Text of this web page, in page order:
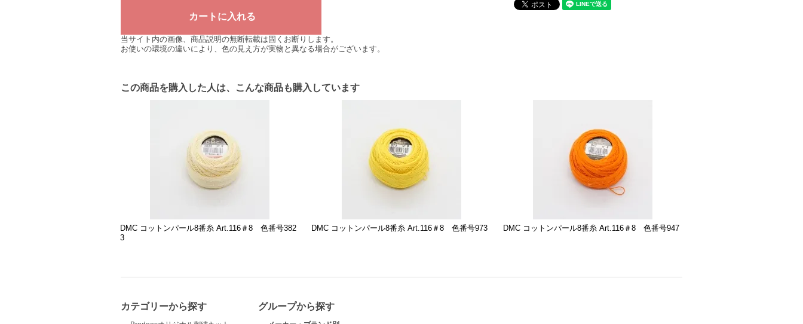
当サイト内の画像、商品説明の無断転載は固くお断りします。
お使いの環境の違いにより、色の見え方が実物と異なる場合がございます。
この商品を購入した人は、こんな商品も購入しています
DMC コットンパール8番糸 Art.116＃8 色番号382
3
DMC コットンパール8番糸 Art.116＃8 色番号973 DMC コットンパール8番糸 Art.116＃8 色番号947
カテゴリーから探す グループから探す